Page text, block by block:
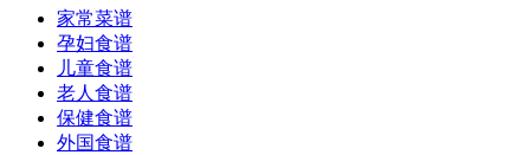
家常菜谱
孕妇食谱
儿童食谱
老人食谱
保健食谱
外国食谱